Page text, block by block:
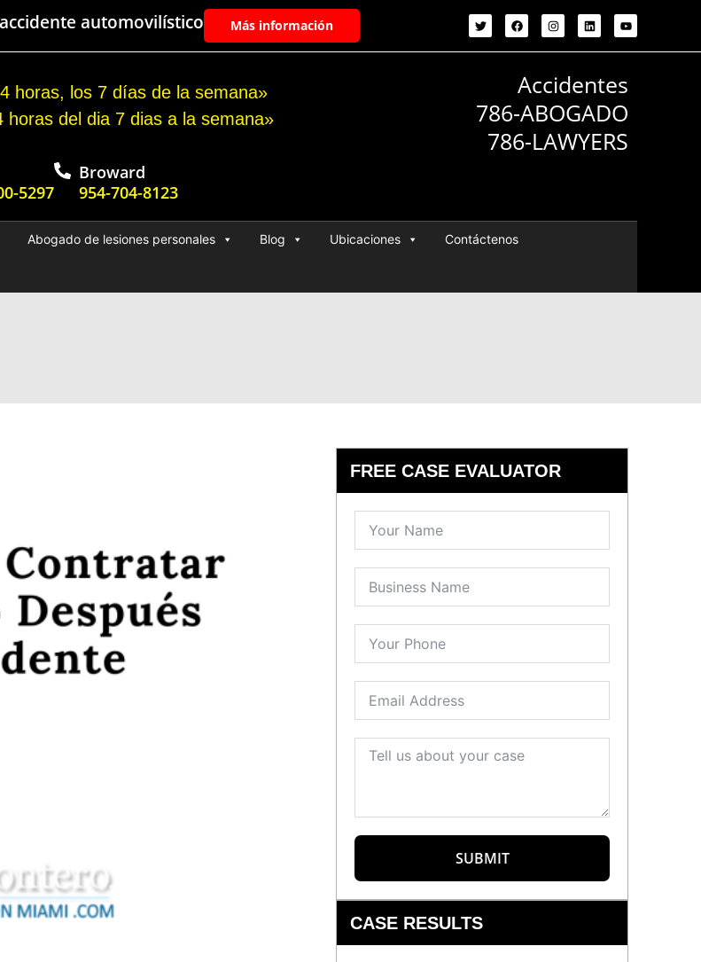
automovilístico Más información
horas, los 7 días de la semana»
horas del dia 7 dias a la semana»
5297
Broward
954-704-8123
Accidentes
786-ABOGADO
786-LAWYERS
Abogado de lesiones personales Blog Ubicaciones Contáctenos
FREE CASE EVALUATOR
SUBMIT
CASE RESULTS